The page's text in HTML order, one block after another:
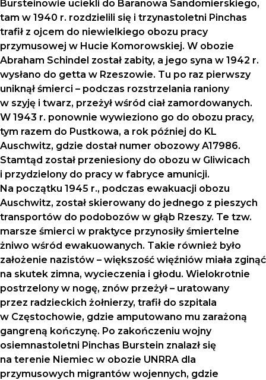
Bursteinowie uciekli do Baranowa Sandomierskiego,
tam w 1940 r. rozdzielili się i trzynastoletni Pinchas
trafił z ojcem do niewielkiego obozu pracy
przymusowej w Hucie Komorowskiej. W obozie
Abraham Schindel został zabity, a jego syna w 1942 r.
wysłano do getta w Rzeszowie. Tu po raz pierwszy
uniknął śmierci – podczas rozstrzelania raniony
w szyję i twarz, przeżył wśród ciał zamordowanych.
W 1943 r. ponownie wywieziono go do obozu pracy,
tym razem do Pustkowa, a rok później do KL
Auschwitz, gdzie dostał numer obozowy A17986.
Stamtąd został przeniesiony do obozu w Gliwicach
i przydzielony do pracy w fabryce amunicji.
Na początku 1945 r., podczas ewakuacji obozu
Auschwitz, został skierowany do jednego z pieszych
transportów do podobozów w głąb Rzeszy. Te tzw.
marsze śmierci w praktyce przynosiły śmiertelne
żniwo wśród ewakuowanych. Takie również było
założenie nazistów – większość więźniów miała zginąć
na skutek zimna, wycieczenia i głodu. Wielokrotnie
postrzelony w nogę, znów przeżył – uratowany
przez radzieckich żołnierzy, trafił do szpitala
w Częstochowie, gdzie amputowano mu zarażoną
gangreną kończynę. Po zakończeniu wojny
osiemnastoletni Pinchas Burstein znalazł się
na terenie Niemiec w obozie UNRRA dla
przymusowych migrantów wojennych, gdzie